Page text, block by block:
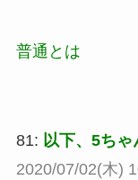
普通とは
81: 以下、5ち
2020/07/02(木)